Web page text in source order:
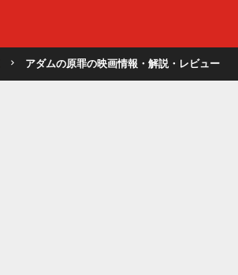
アダムの原罪の映画情報・解説・レビュー